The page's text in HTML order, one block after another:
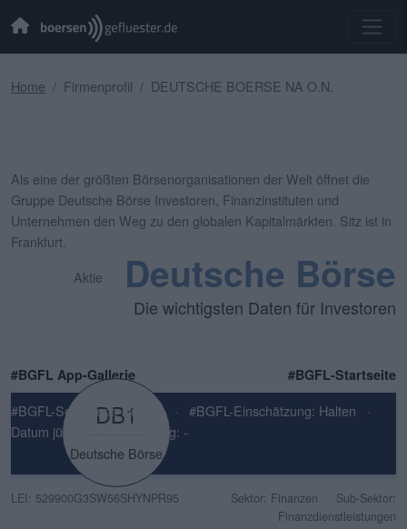
Home Firmenprofil DEUTSCHE BOERSE NA O.N.
Als eine der größten Börsenorganisationen der Welt öffnet die
Gruppe Deutsche Börse Investoren, Finanzinstituten und
Unternehmen den Weg zu den globalen Kapitalmärkten. Sitz ist in
Frankfurt.
Aktie
Deutsche Börse
Die wichtigsten Daten für Investoren
#BGFL App-Gallerie #BGFL-Startseite
DB1
Deutsche Börse
#BGFL-Sentiment: Neutral · #BGFL-Einschätzung: Halten
·
Datum jüngste Einschätzung: -
LEI: 529900G3SW56SHYNPR95 Sektor: Finanzen
Sub-Sektor:
Finanzdienstleistungen